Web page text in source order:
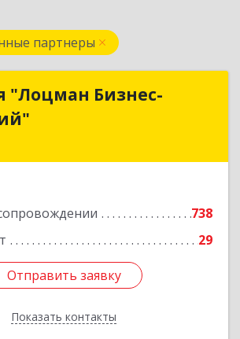
партнеры
"Лоцман Бизнес-
738
29
Отправить заявку
Показать контакты
"Лоцман Бизнес-
Подробнее
Отправить заявку
Назад